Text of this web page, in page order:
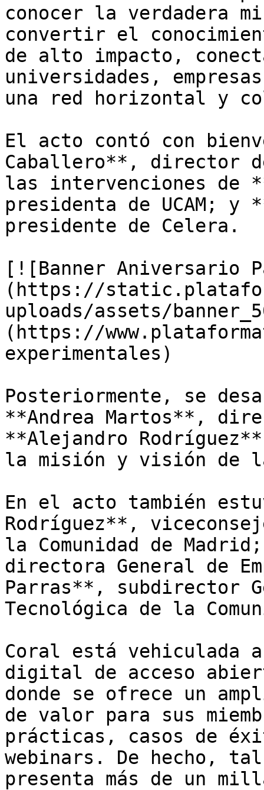
conocer la verdadera
convertir el
de alto impacto,
universidades,
una red horizontal y
El acto contó con
Caballero**, director de
las intervenciones de
presidenta de UCAM;
presidente de Celera.
[![Banner Aniversario
(https://
uploads/assets/
(https://
experimentales)
Posteriormente, se
**Andrea Martos**,
**Alejandro
la misión y visión de
En el acto también
Rodríguez**,
la Comunidad de
directora General de
Parras**, subdirector
Tecnológica de la
Coral está vehiculada
digital de acceso
donde se ofrece un
de valor para sus
prácticas, casos de
webinars. De hecho,
presenta más de un